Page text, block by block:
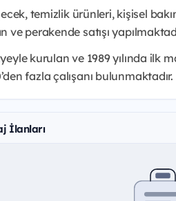
temizlik ürünleri, kişisel
ve perakende satışı
kurulan ve 1989 yılında ilk
fazla çalışanı bulunmaktadır.
İlanları